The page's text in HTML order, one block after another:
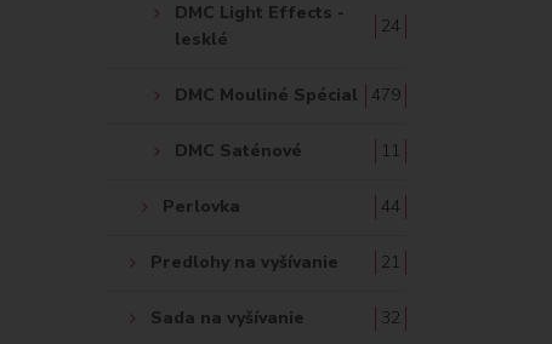
DMC Light Effects -
lesklé
24
DMC Mouliné Spécial 479
DMC Saténové 11
Perlovka 44
Predlohy na vyšívanie 21
Sada na vyšívanie 32